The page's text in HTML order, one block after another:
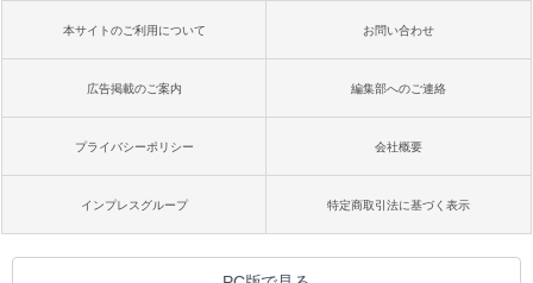
本サイトのご利用について お問い合わせ
広告掲載のご案内 編集部へのご連絡
プライバシーポリシー 会社概要
インプレスグループ 特定商取引法に基づく表示